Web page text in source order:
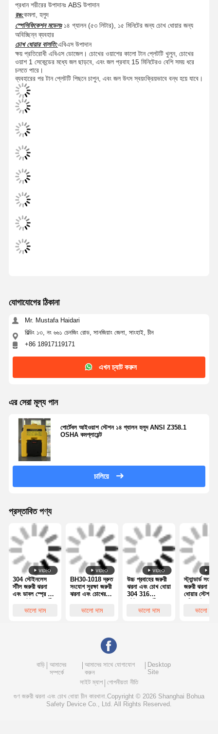
বাড়ি পণ্য আমাদের সম্বন্ধে কারখানা পরিদর্শন
মান নিয়ন্ত্রণ যোগাযোগ করুন খবর মামলা
দেওয়াল মাউন্ট করা চোখ ধোয়ার স্টেশন
প্রধান শরীরের উপাদানঃ ABS উপাদান
রঙ:কমলা, হলুদ
স্পেসিফিকেশন মডেলঃ ১৪ গ্যালন (৫৩ লিটার), ১৫ মিনিটের জন্য চোখ ধোয়ার জন্য
অবিচ্ছিন্ন ব্যবহার
চোখ ধোয়ার বালতি:এবিএস উপাদান
ক্ষয় প্রতিরোধী এবিএস ডোজেল। চোখের ওয়াশের কালো টান প্লেটটি খুলুন, চোখের
ওয়াশ 1 সেকেন্ডের মধ্যে জল ছাড়বে, এবং জল প্রবাহ 15 মিনিটেরও বেশি সময় ধরে
চলতে পারে।
ব্যবহারের পর টান প্লেটটি পিছনে চাপুন, এবং জল উৎস স্বয়ংক্রিয়ভাবে বন্ধ হয়ে যাবে।
Mr. Mustafa Haidari
বিল্ডিং ১৩, নং ৬৬১ চেনজিং রোড, সানজিয়াং জেলা, সাংহাই, চীন
+86 18917119171
এখন চ্যাট করুন
এর সেরা মূল্য পান
চালিয়ে
প্রস্তাবিত পণ্য